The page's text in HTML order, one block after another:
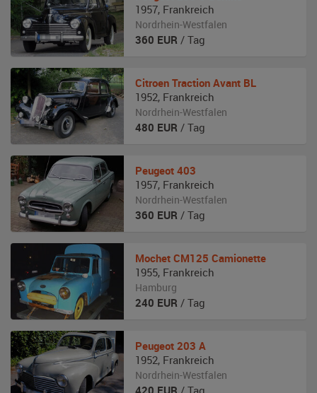
1957, Frankreich
Nordrhein-Westfalen
360 EUR / Tag
Citroen Traction Avant BL
1952, Frankreich
Nordrhein-Westfalen
480 EUR / Tag
Peugeot 403
1957, Frankreich
Nordrhein-Westfalen
360 EUR / Tag
Mochet CM125 Camionette
1955, Frankreich
Hamburg
240 EUR / Tag
Peugeot 203 A
1952, Frankreich
Nordrhein-Westfalen
420 EUR / Tag